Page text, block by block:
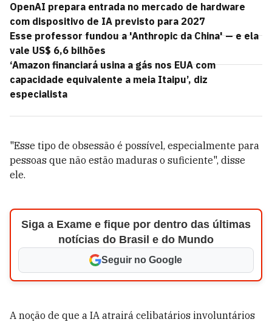
OpenAI prepara entrada no mercado de hardware
com dispositivo de IA previsto para 2027
Esse professor fundou a 'Anthropic da China' — e ela
vale US$ 6,6 bilhões
‘Amazon financiará usina a gás nos EUA com
capacidade equivalente a meia Itaipu’, diz
especialista
"Esse tipo de obsessão é possível, especialmente para
pessoas que não estão maduras o suficiente", disse
ele.
Siga a Exame e fique por dentro das últimas
notícias do Brasil e do Mundo
Seguir no Google
A noção de que a IA atrairá celibatários involuntários